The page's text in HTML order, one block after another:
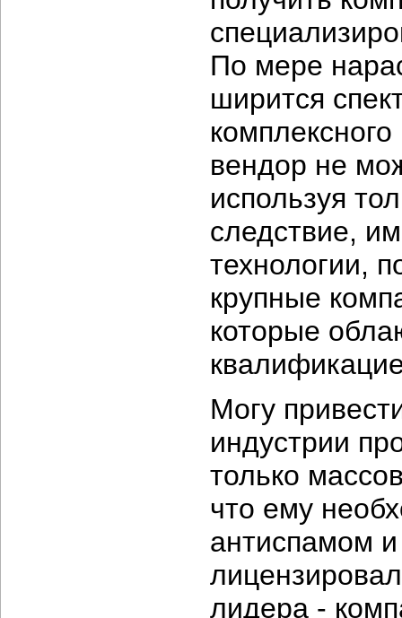
По мере
ширится
вендор не
используя
следствие,
технологии,
крупные
которые
Могу
индустрии
только
что ему
антиспамом
лидера -